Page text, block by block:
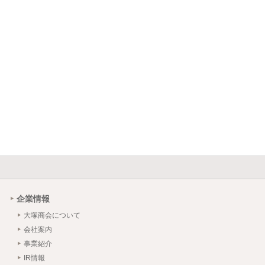
企業情報
大塚商会について
会社案内
事業紹介
IR情報